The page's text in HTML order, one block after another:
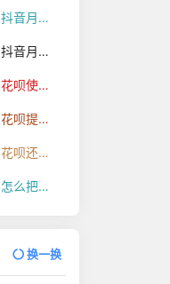
抖音月付套现怎么套
抖音月付套现30秒技巧
花呗使用技巧
花呗提现怎么操作
花呗还款技巧
怎么把京东白条的钱取出来
换一换